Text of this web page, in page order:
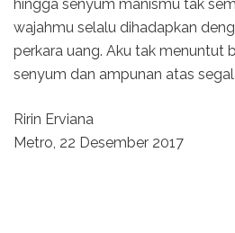
hingga senyum manismu tak
wajahmu selalu dihadapkan
perkara uang. Aku tak menuntut
senyum dan ampunan atas
Ririn Erviana
Metro, 22 Desember 2017